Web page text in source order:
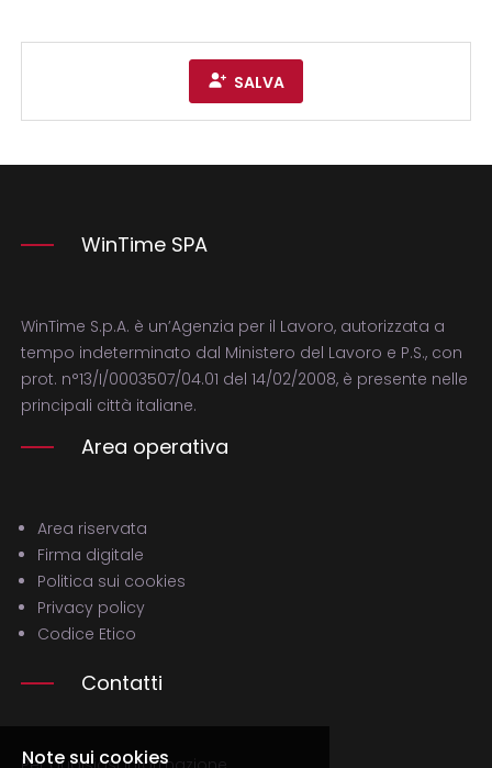
SALVA
WinTime SPA
WinTime S.p.A. è un’Agenzia per il Lavoro, autorizzata a
tempo indeterminato dal Ministero del Lavoro e P.S., con
prot. n°13/I/0003507/04.01 del 14/02/2008, è presente nelle
principali città italiane.
Area operativa
Area riservata
Firma digitale
Politica sui cookies
Privacy policy
Codice Etico
Contatti
Note sui cookies